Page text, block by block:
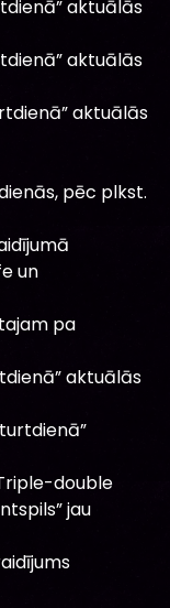
aktuālās
aktuālās
aktuālās
pēc plkst.
un
pa
aktuālās
double
jau